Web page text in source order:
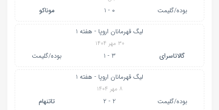
بوده/گلیمت 0 - 1 موناکو
لیگ قهرمانان اروپا - هفته 1
۳۰ مهر ۱۴۰۴
گالاتاسرای 3 - 1 بوده/گلیمت
لیگ قهرمانان اروپا - هفته 1
۸ مهر ۱۴۰۴
بوده/گلیمت 2 - 2 تاتنهام